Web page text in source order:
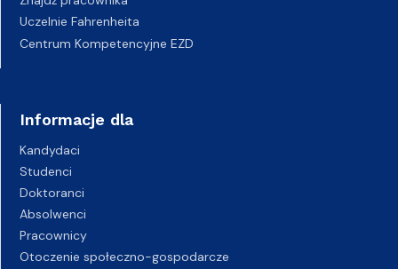
Uczelnie Fahrenheita
Centrum Kompetencyjne EZD
Informacje dla
Kandydaci
Studenci
Doktoranci
Absolwenci
Pracownicy
Otoczenie społeczno-gospodarcze